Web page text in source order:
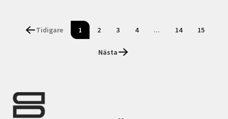
Tidigare 1 2 3 4 ... 14 15
Nästa